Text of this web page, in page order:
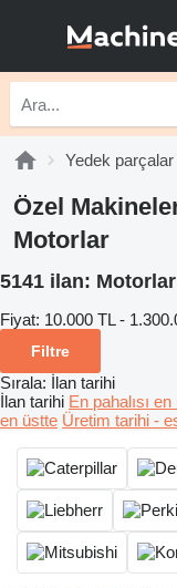
Yedek parçalar
Özel
Motorlar
5141 ilan: Motorlar
Fiyat: 10.000 TL -
Filtre
Sırala: İlan tarihi
İlan tarihi En pahalısı
en üstte Üretim tarihi -